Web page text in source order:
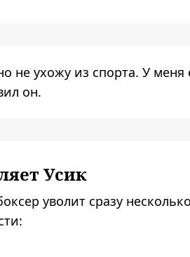
не ухожу из спорта. У
он.
Усик
уволит сразу